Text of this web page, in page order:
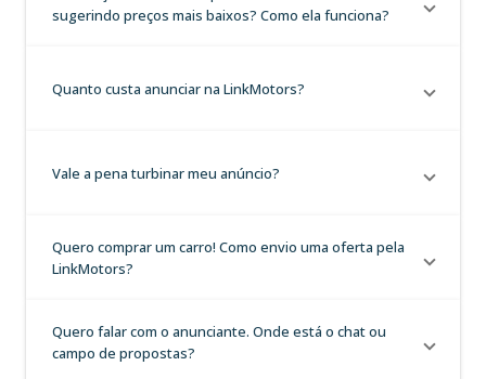
sugerindo preços mais baixos? Como ela funciona?
Quanto custa anunciar na LinkMotors?
Vale a pena turbinar meu anúncio?
Quero comprar um carro! Como envio uma oferta pela
LinkMotors?
Quero falar com o anunciante. Onde está o chat ou
campo de propostas?